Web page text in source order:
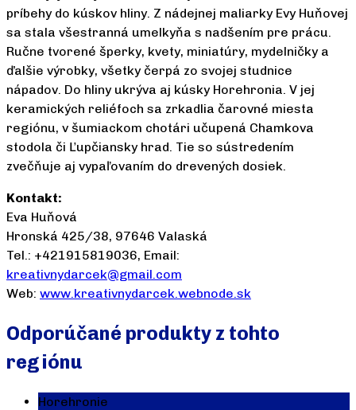
príbehy do kúskov hliny. Z nádejnej maliarky Evy Huňovej
sa stala všestranná umelkyňa s nadšením pre prácu.
Ručne tvorené šperky, kvety, miniatúry, mydelničky a
ďalšie výrobky, všetky čerpá zo svojej studnice
nápadov. Do hliny ukrýva aj kúsky Horehronia. V jej
keramických reliéfoch sa zrkadlia čarovné miesta
regiónu, v šumiackom chotári učupená Chamkova
stodola či Ľupčiansky hrad. Tie so sústredením
zvečňuje aj vypaľovaním do drevených dosiek.
Kontakt:
Eva Huňová
Hronská 425/38, 97646 Valaská
Tel.: +421915819036, Email:
kreativnydarcek@gmail.com
Web: www.kreativnydarcek.webnode.sk
Odporúčané produkty z tohto
regiónu
Horehronie